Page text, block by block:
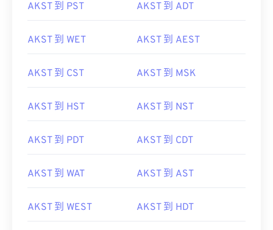
AKST 到 PST AKST 到 ADT
AKST 到 WET AKST 到 AEST
AKST 到 CST AKST 到 MSK
AKST 到 HST AKST 到 NST
AKST 到 PDT AKST 到 CDT
AKST 到 WAT AKST 到 AST
AKST 到 WEST AKST 到 HDT